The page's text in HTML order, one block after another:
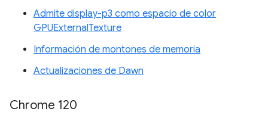
Admite display-p3 como espacio de color
GPUExternalTexture
Información de montones de memoria
Actualizaciones de Dawn
Chrome 120